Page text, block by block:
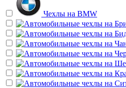
Чехлы на BMW